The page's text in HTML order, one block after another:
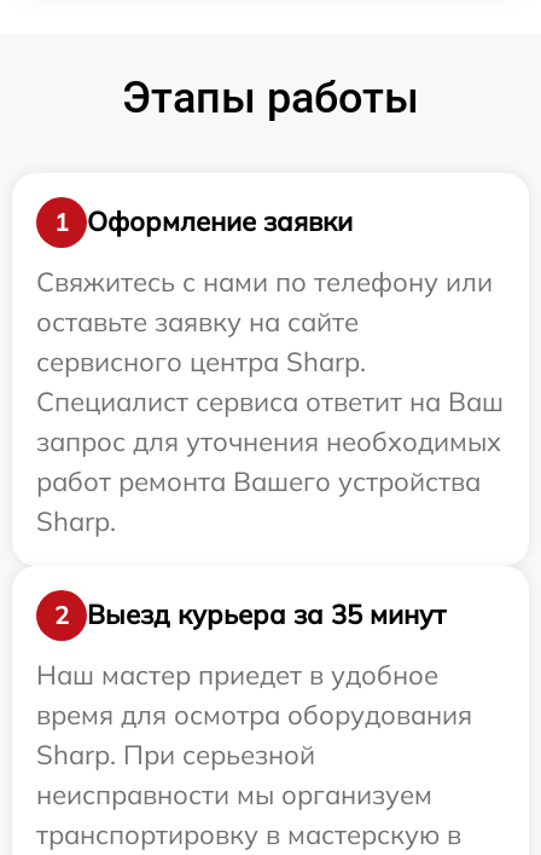
Этапы работы
1
Оформление заявки
Свяжитесь с нами по телефону или
оставьте заявку на сайте
сервисного центра Sharp.
Специалист сервиса ответит на Ваш
запрос для уточнения необходимых
работ ремонта Вашего устройства
Sharp.
2
Выезд курьера за 35 минут
Наш мастер приедет в удобное
время для осмотра оборудования
Sharp. При серьезной
неисправности мы организуем
транспортировку в мастерскую в